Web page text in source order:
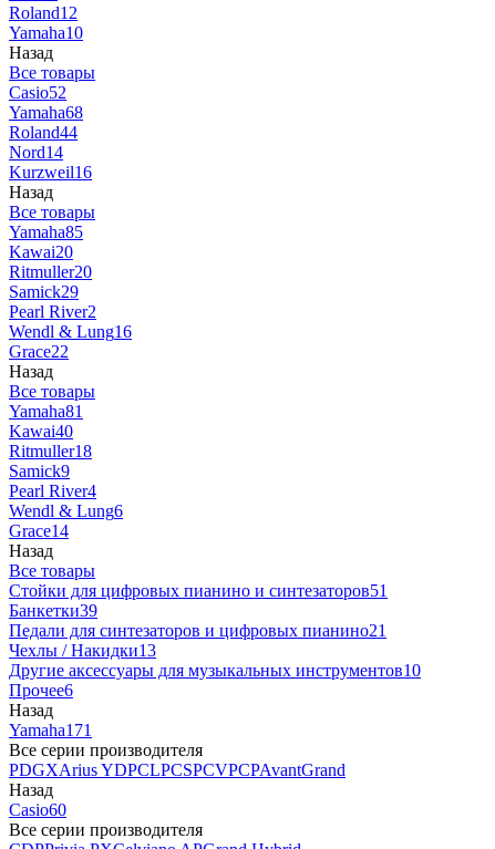
Roland12
Yamaha10
Назад
Все товары
Casio52
Yamaha68
Roland44
Nord14
Kurzweil16
Назад
Все товары
Yamaha85
Kawai20
Ritmuller20
Samick29
Pearl River2
Wendl & Lung16
Grace22
Назад
Все товары
Yamaha81
Kawai40
Ritmuller18
Samick9
Pearl River4
Wendl & Lung6
Grace14
Назад
Все товары
Стойки для цифровых пианино и синтезаторов51
Банкетки39
Педали для синтезаторов и цифровых пианино21
Чехлы / Накидки13
Другие аксессуары для музыкальных инструментов10
Прочее6
Назад
Yamaha171
Все серии производителя
PDGXArius YDPCLPCSPCVPCPAvantGrand
Назад
Casio60
Все серии производителя